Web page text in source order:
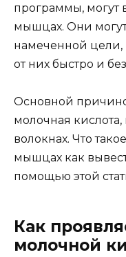
программы, могут
мышцах. Они
намеченной цели,
от них быстро и
Основной
молочная
волокнах. Что
мышцах как
помощью этой
Как
молочной